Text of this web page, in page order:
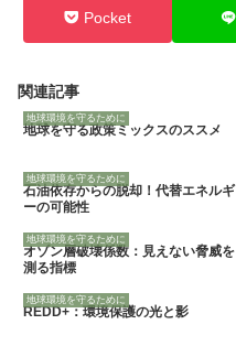
Pocket
関連記事
地球環境を守るために
地球を守る政策ミックスのススメ
地球環境を守るために
石油依存からの脱却！代替エネルギ
ーの可能性
地球環境を守るために
オゾン層破壊係数：見えない脅威を
測る指標
地球環境を守るために
REDD+：環境保護の光と影